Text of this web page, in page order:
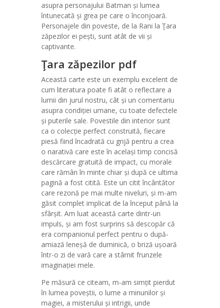
asupra personajului Batman și lumea
întunecată și grea pe care o înconjoară.
Personajele din poveste, de la Rani la Ţara
zăpezilor ei pești, sunt atât de vii și
captivante.
Ţara zăpezilor pdf
Această carte este un exemplu excelent de
cum literatura poate fi atât o reflectare a
lumii din jurul nostru, cât și un comentariu
asupra condiției umane, cu toate defectele
și puterile sale. Povestile din interior sunt
ca o colecție perfect construită, fiecare
piesă fiind încadrată cu grijă pentru a crea
o narativă care este în același timp concisă
descărcare gratuită de impact, cu morale
care rămân în minte chiar și după ce ultima
pagină a fost citită. Este un citit încântător
care rezonă pe mai multe niveluri, și m-am
găsit complet implicat de la început până la
sfârșit. Am luat această carte dintr-un
impuls, și am fost surprins să descopăr că
era companionul perfect pentru o după-
amiază leneșă de duminică, o briză ușoară
într-o zi de vară care a stârnit frunzele
imaginației mele.
Pe măsură ce citeam, m-am simțit pierdut
în lumea poveștii, o lume a minunilor și
magiei, a misterului și intrigii, unde